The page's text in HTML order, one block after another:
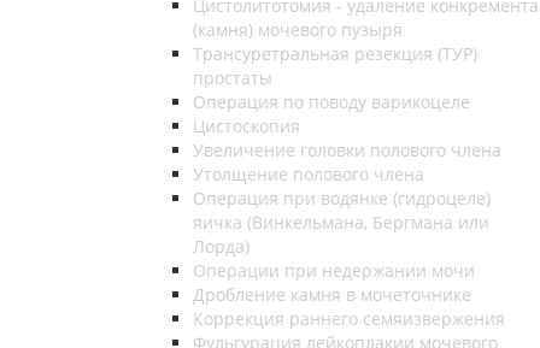
Цистолитотомия - удаление конкремента
(камня) мочевого пузыря
Трансуретральная резекция (ТУР)
простаты
Операция по поводу варикоцеле
Цистоскопия
Увеличение головки полового члена
Утолщение полового члена
Операция при водянке (гидроцеле)
яичка (Винкельмана, Бергмана или
Лорда)
Операции при недержании мочи
Дробление камня в мочеточнике
Коррекция раннего семяизвержения
Фульгурация лейкоплакии мочевого